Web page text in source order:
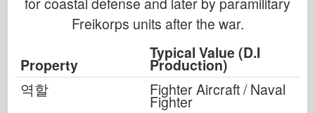
Freikorps units after the war.
Property
Typical Value (D.I
Production)
역할
Fighter Aircraft / Naval
Fighter